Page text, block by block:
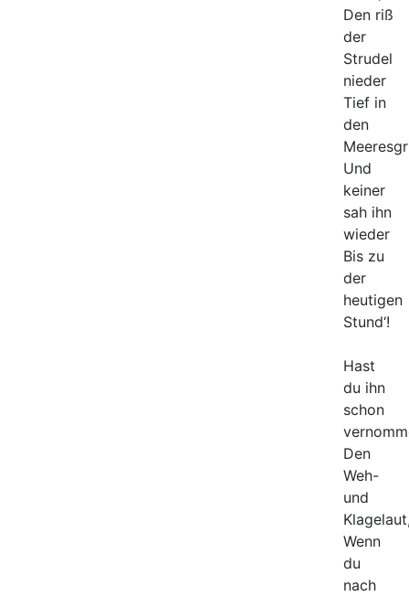
Den riß
der
Strudel
nieder
Tief in
den
Und
keiner
sah ihn
wieder
Bis zu
der
heutigen
Stund‘!
Hast
du ihn
schon
Den
Weh-
und
Wenn
du
nach